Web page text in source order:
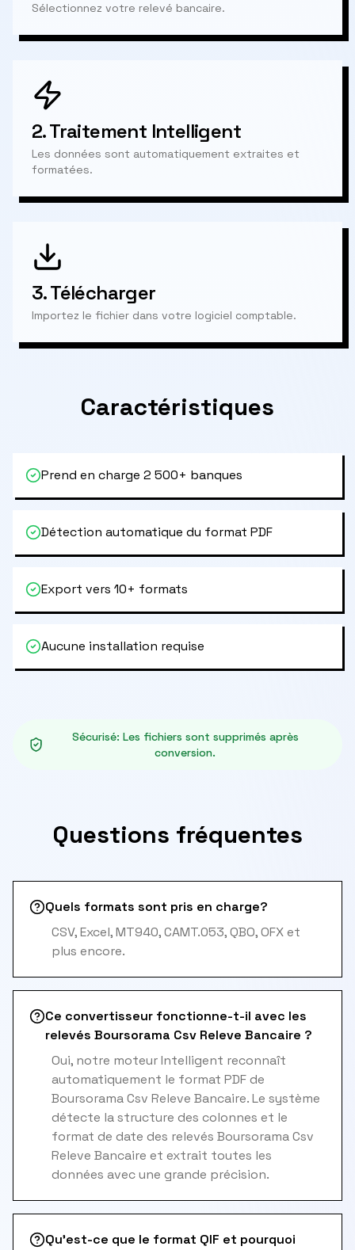
Sélectionnez votre relevé bancaire.
2.Traitement Intelligent
Les données sont automatiquement extraites et
formatées.
3.Télécharger
Importez le fichier dans votre logiciel comptable.
Caractéristiques
Prend en charge 2 500+ banques
Détection automatique du format PDF
Export vers 10+ formats
Aucune installation requise
Sécurisé: Les fichiers sont supprimés après
conversion.
Questions fréquentes
Quels formats sont pris en charge?
CSV, Excel, MT940, CAMT.053, QBO, OFX et
plus encore.
Ce convertisseur fonctionne-t-il avec les
relevés Boursorama Csv Releve Bancaire ?
Oui, notre moteur Intelligent reconnaît
automatiquement le format PDF de
Boursorama Csv Releve Bancaire. Le système
détecte la structure des colonnes et le
format de date des relevés Boursorama Csv
Releve Bancaire et extrait toutes les
données avec une grande précision.
Qu'est-ce que le format QIF et pourquoi